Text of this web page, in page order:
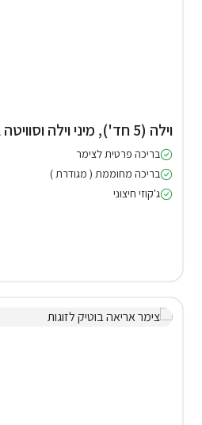
וילה (5 חד'), מיני וילה וסוויטה בנווה זוהר
בריכה פרטית לצימר
בריכה מחוממת ( מגודרת )
ג'קוזי חיצוני